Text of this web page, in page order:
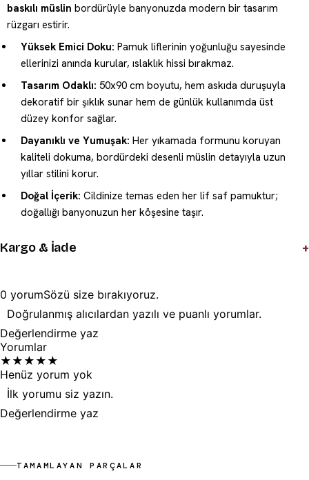
baskılı müslin bordürüyle banyonuzda modern bir tasarım
rüzgarı estirir.
Yüksek Emici Doku: Pamuk liflerinin yoğunluğu sayesinde
ellerinizi anında kurular, ıslaklık hissi bırakmaz.
Tasarım Odaklı: 50x90 cm boyutu, hem askıda duruşuyla
dekoratif bir şıklık sunar hem de günlük kullanımda üst
düzey konfor sağlar.
Dayanıklı ve Yumuşak: Her yıkamada formunu koruyan
kaliteli dokuma, bordürdeki desenli müslin detayıyla uzun
yıllar stilini korur.
Doğal İçerik: Cildinize temas eden her lif saf pamuktur;
doğallığı banyonuzun her köşesine taşır.
Kargo & İade +
0 yorumSözü size bırakıyoruz.
Doğrulanmış alıcılardan yazılı ve puanlı yorumlar.
Değerlendirme yaz
Yorumlar
★ ★ ★ ★ ★
Henüz yorum yok
İlk yorumu siz yazın.
Değerlendirme yaz
TAMAMLAYAN PARÇALAR